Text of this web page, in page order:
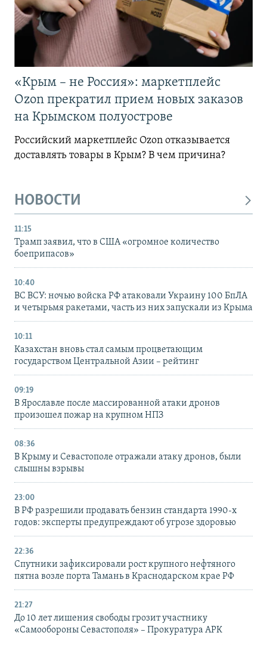
«Крым – не Россия»: маркетплейс
Ozon прекратил прием новых заказов
на Крымском полуострове
Российский маркетплейс Ozon отказывается
доставлять товары в Крым? В чем причина?
НОВОСТИ
11:15
Трамп заявил, что в США «огромное количество
боеприпасов»
10:40
ВС ВСУ: ночью войска РФ атаковали Украину 100 БпЛА
и четырьмя ракетами, часть из них запускали из Крыма
10:11
Казахстан вновь стал самым процветающим
государством Центральной Азии – рейтинг
09:19
В Ярославле после массированной атаки дронов
произошел пожар на крупном НПЗ
08:36
В Крыму и Севастополе отражали атаку дронов, были
слышны взрывы
23:00
В РФ разрешили продавать бензин стандарта 1990-х
годов: эксперты предупреждают об угрозе здоровью
22:36
Спутники зафиксировали рост крупного нефтяного
пятна возле порта Тамань в Краснодарском крае РФ
21:27
До 10 лет лишения свободы грозит участнику
«Самообороны Севастополя» – Прокуратура АРК